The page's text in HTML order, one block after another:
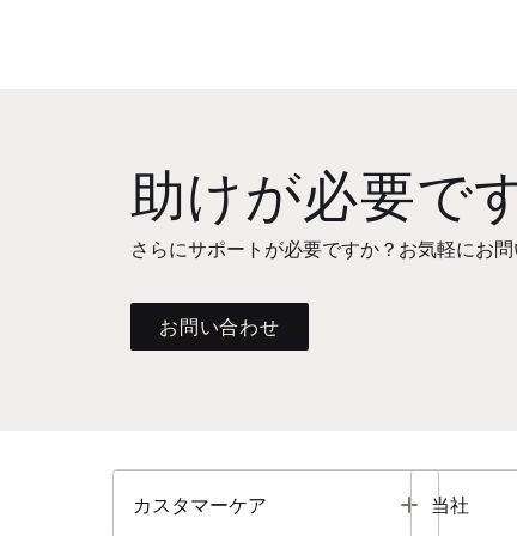
助けが必要で
さらにサポートが必要ですか？お気軽にお問
お問い合わせ
カスタマーケア Toggle
当社